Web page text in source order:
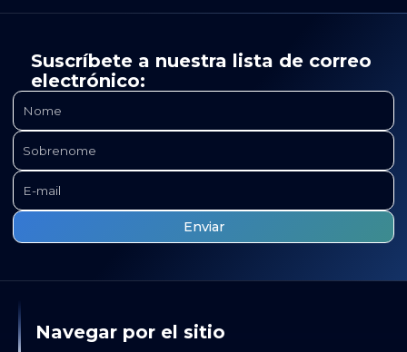
Suscríbete a nuestra lista de correo
electrónico:
Navegar por el sitio